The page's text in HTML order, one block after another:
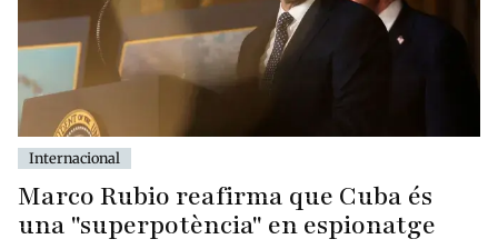
Internacional
Marco Rubio reafirma que Cuba és
una "superpotència" en espionatge